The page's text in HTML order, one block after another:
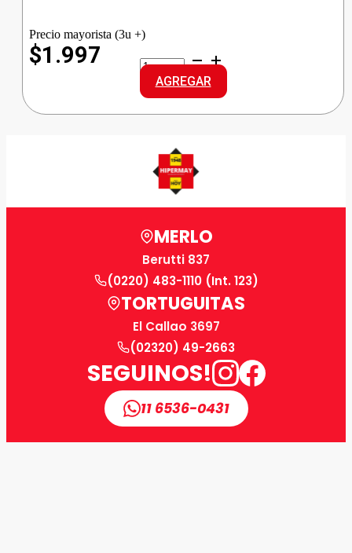
Precio mayorista (3u +)
$1.997
ALA
ARROZ
DOBLE
cantidad
AGREGAR
MERLO
Berutti 837
(0220) 483-1110 (Int. 123)
TORTUGUITAS
El Callao 3697
(02320) 49-2663
SEGUINOS!
11 6536-0431